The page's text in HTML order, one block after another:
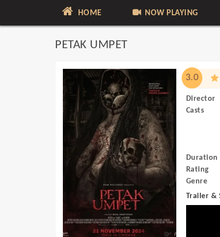
HOME NOW PLAYING
PETAK UMPET
3.0
Director
Casts
Duration
Rating
Genre
Trailer &